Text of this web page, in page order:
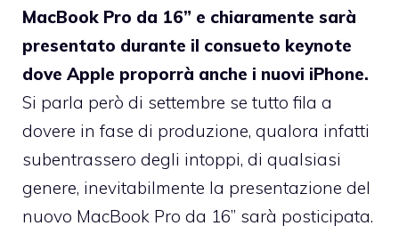
MacBook Pro da 16” e chiaramente sarà
presentato durante il consueto keynote
dove Apple proporrà anche i nuovi iPhone.
Si parla però di settembre se tutto fila a
dovere in fase di produzione, qualora infatti
subentrassero degli intoppi, di qualsiasi
genere, inevitabilmente la presentazione del
nuovo MacBook Pro da 16” sarà posticipata.